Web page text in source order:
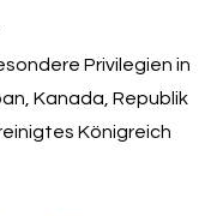
Privilegien in
Kanada, Republik
Königreich